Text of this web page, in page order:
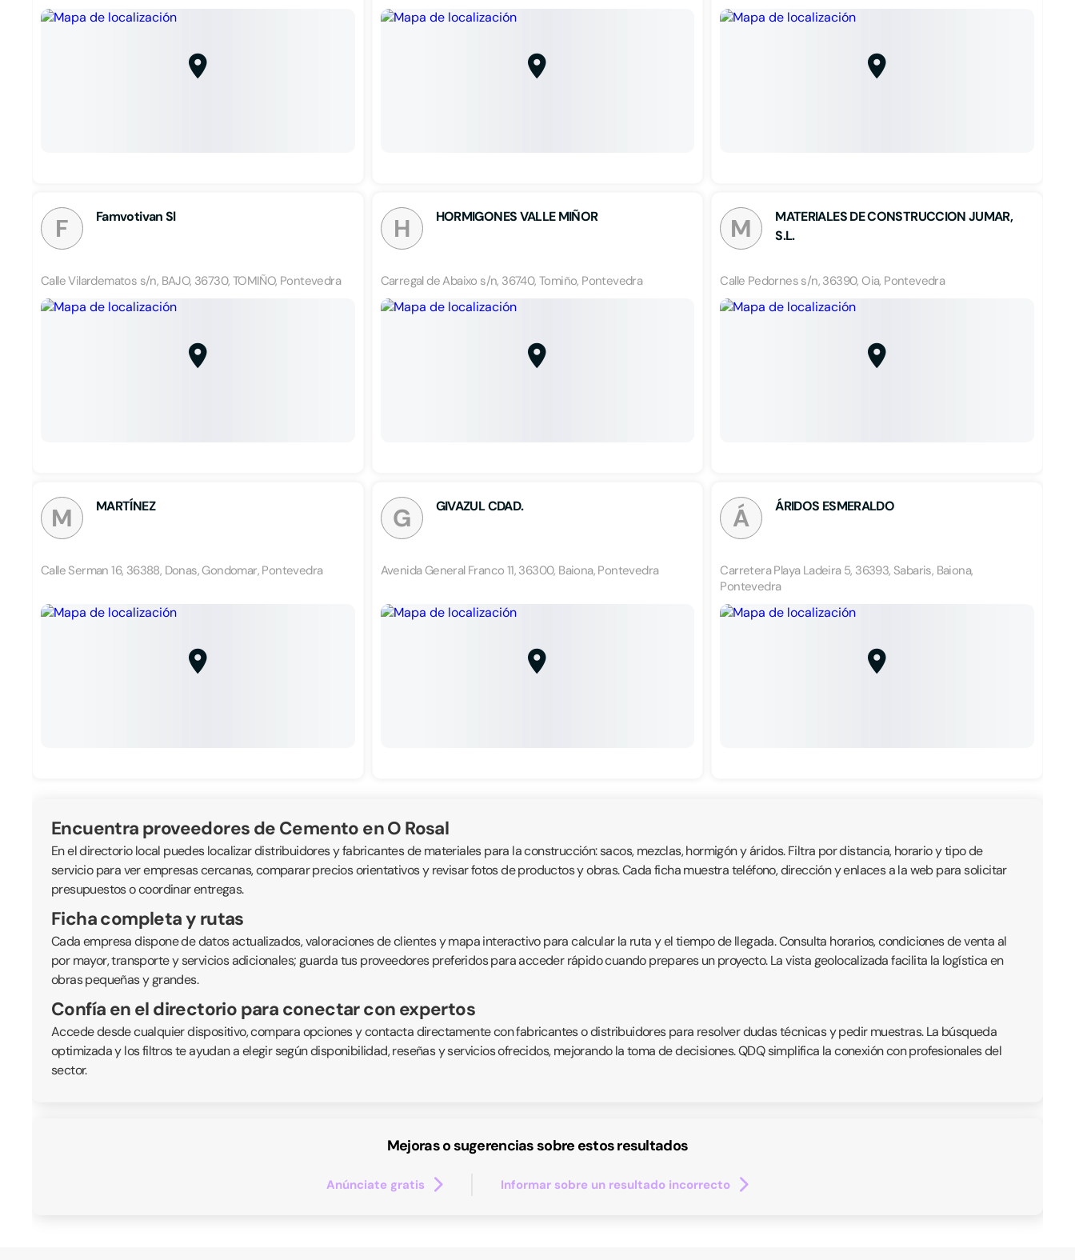
F Famvotivan Sl
Calle Vilardematos s/n, BAJO, 36730, TOMIÑO, Pontevedra
H HORMIGONES VALLE MIÑOR
Carregal de Abaixo s/n, 36740, Tomiño, Pontevedra
M
MATERIALES DE CONSTRUCCION JUMAR,
S.L.
Calle Pedornes s/n, 36390, Oia, Pontevedra
M MARTÍNEZ
Calle Serman 16, 36388, Donas, Gondomar, Pontevedra
G GIVAZUL CDAD.
Avenida General Franco 11, 36300, Baiona, Pontevedra
Á ÁRIDOS ESMERALDO
Carretera Playa Ladeira 5, 36393, Sabaris, Baiona,
Pontevedra
Encuentra proveedores de Cemento en O Rosal
En el directorio local puedes localizar distribuidores y fabricantes de materiales para la construcción: sacos, mezclas, hormigón y áridos. Filtra por distancia, horario y tipo de
servicio para ver empresas cercanas, comparar precios orientativos y revisar fotos de productos y obras. Cada ficha muestra teléfono, dirección y enlaces a la web para solicitar
presupuestos o coordinar entregas.
Ficha completa y rutas
Cada empresa dispone de datos actualizados, valoraciones de clientes y mapa interactivo para calcular la ruta y el tiempo de llegada. Consulta horarios, condiciones de venta al
por mayor, transporte y servicios adicionales; guarda tus proveedores preferidos para acceder rápido cuando prepares un proyecto. La vista geolocalizada facilita la logística en
obras pequeñas y grandes.
Confía en el directorio para conectar con expertos
Accede desde cualquier dispositivo, compara opciones y contacta directamente con fabricantes o distribuidores para resolver dudas técnicas y pedir muestras. La búsqueda
optimizada y los filtros te ayudan a elegir según disponibilidad, reseñas y servicios ofrecidos, mejorando la toma de decisiones. QDQ simplifica la conexión con profesionales del
sector.
Mejoras o sugerencias sobre estos resultados
Anúnciate gratis Informar sobre un resultado incorrecto